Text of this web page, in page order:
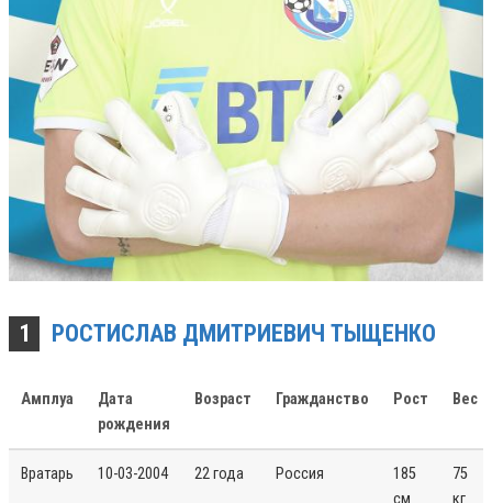
1 РОСТИСЛАВ ДМИТРИЕВИЧТЫЩЕНКО
Амплуа
Дата
рождения
Возраст Гражданство Рост Вес
Вратарь 10-03-2004 22 года Россия
185
см
75
кг